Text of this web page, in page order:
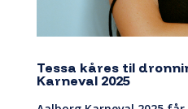
Tessa kåres til
Karneval 2025